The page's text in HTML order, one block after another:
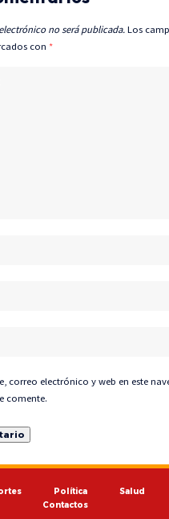
no será publicada. Los
con *
correo electrónico y web en este
comente.
Política Salud
Contactos